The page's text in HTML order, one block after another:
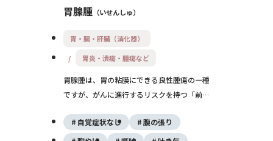
胃腺腫 いせんしゅ
胃・腸・肝臓（消化器）
胃炎・潰瘍・腫瘍など
胃腺腫は、胃の粘膜にできる良性腫瘍の一種
ですが、がんに進行するリスクを持つ「前が
状で検診中に偶然見つかりますが、内視鏡検
査と病理診断で早期に発見し、必要に応じて
自覚症状なし
腹の張り